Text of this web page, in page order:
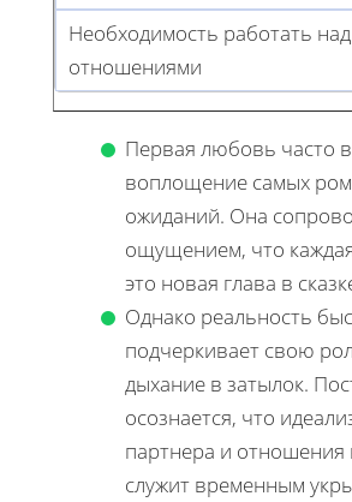
Необходимость работать над
отношениями
Первая любовь часто
воплощение самых
ожиданий. Она
ощущением, что
это новая глава в
Однако реальность
подчеркивает свою
дыхание в затылок.
осознается, что
партнера и отношения
служит временным